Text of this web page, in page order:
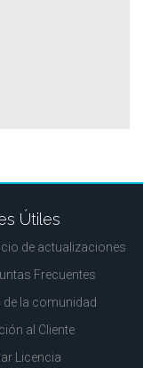
Útiles
de actualizaciones
Frecuentes
de la comunidad
al Cliente
Licencia